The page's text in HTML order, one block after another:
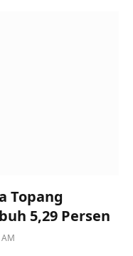
Topang
5,29 Persen